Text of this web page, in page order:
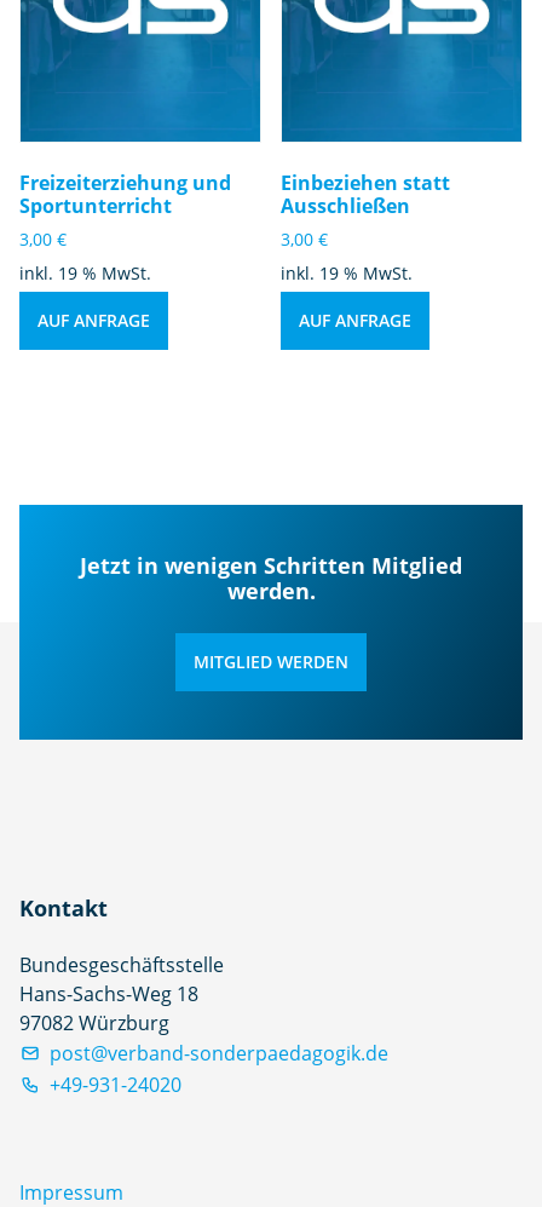
Freizeiterziehung und
Sportunterricht
3,00 €
inkl. 19 % MwSt.
AUF ANFRAGE
Einbeziehen statt
Ausschließen
3,00€
inkl. 19 % MwSt.
AUF ANFRAGE
Jetzt in wenigen Schritten Mitglied
werden.
MITGLIED WERDEN
Kontakt
Bundesgeschäftsstelle
Hans-Sachs-Weg 18
97082 Würzburg
post@verband-sonderpaedagogik.de
+49-931-24020
Impressum